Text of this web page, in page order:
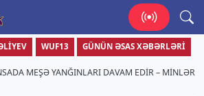
bizimlə yaşa!
WUF13 GÜNÜN ƏSAS XƏBƏRLƏRI
MEŞƏ YANĞINLARI DAVAM EDIR –